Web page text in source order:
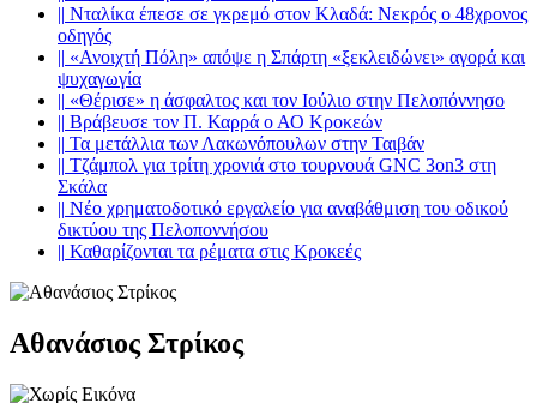
|| Νταλίκα έπεσε σε γκρεμό στον Κλαδά: Νεκρός ο 48χρονος
οδηγός
|| «Ανοιχτή Πόλη» απόψε η Σπάρτη «ξεκλειδώνει» αγορά και
ψυχαγωγία
|| «Θέρισε» η άσφαλτος και τον Ιούλιο στην Πελοπόννησο
|| Βράβευσε τον Π. Καρρά ο ΑΟ Κροκεών
|| Τα μετάλλια των Λακωνόπουλων στην Ταιβάν
|| Τζάμπολ για τρίτη χρονιά στο τουρνουά GNC 3on3 στη
Σκάλα
|| Νέο χρηματοδοτικό εργαλείο για αναβάθμιση του οδικού
δικτύου της Πελοποννήσου
|| Καθαρίζονται τα ρέματα στις Κροκεές
Αθανάσιος Στρίκος